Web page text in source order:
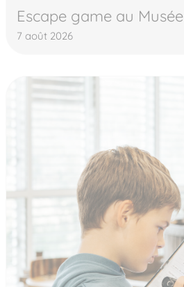
Escape game au Musée
7 août 2026